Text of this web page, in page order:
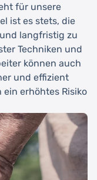
für unsere
ist es stets, die
langfristig zu
Techniken und
können auch
und effizient
erhöhtes Risiko